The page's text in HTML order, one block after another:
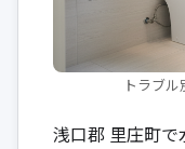
トラブ
浅口郡 里庄町